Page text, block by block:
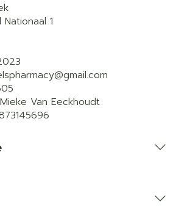
1
gmail.com
Mieke Van Eeckhoudt